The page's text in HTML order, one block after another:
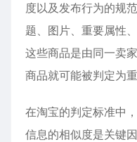
度以及发布行为的规
题、图片、重要属性
这些商品是由同一卖
商品就可能被判定为重
在淘宝的判定标准中
信息的相似度是关键